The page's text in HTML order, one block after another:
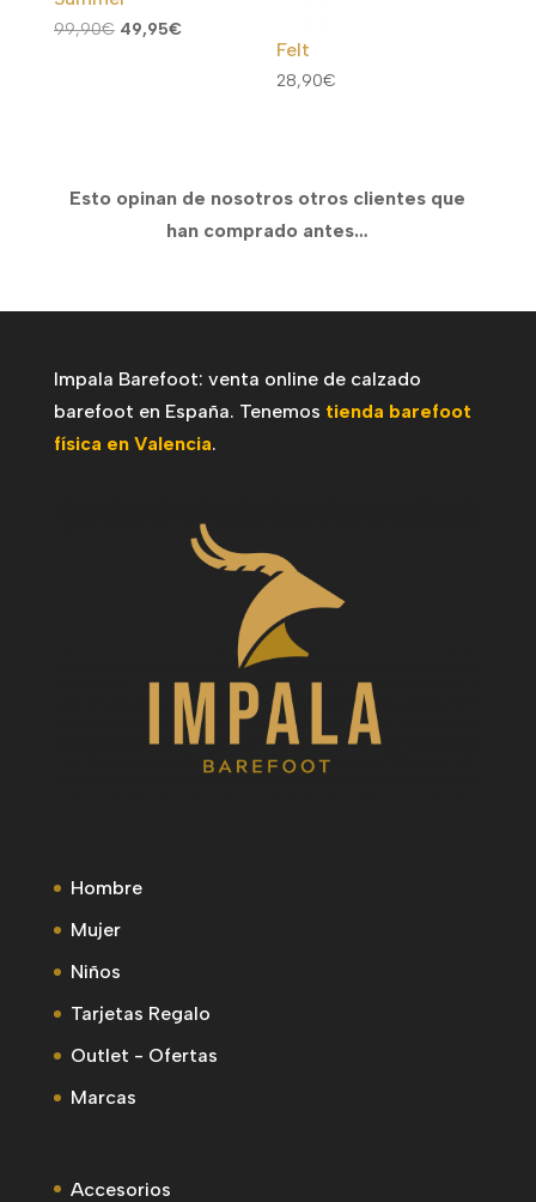
99,90€ El
49,95€El
Felt
28,90€
Esto opinan de nosotros otros clientes que
han comprado antes…
Impala Barefoot: venta online de calzado
barefoot en España. Tenemos tienda barefoot
física en Valencia.
Hombre
Mujer
Niños
Tarjetas Regalo
Outlet - Ofertas
Marcas
Accesorios